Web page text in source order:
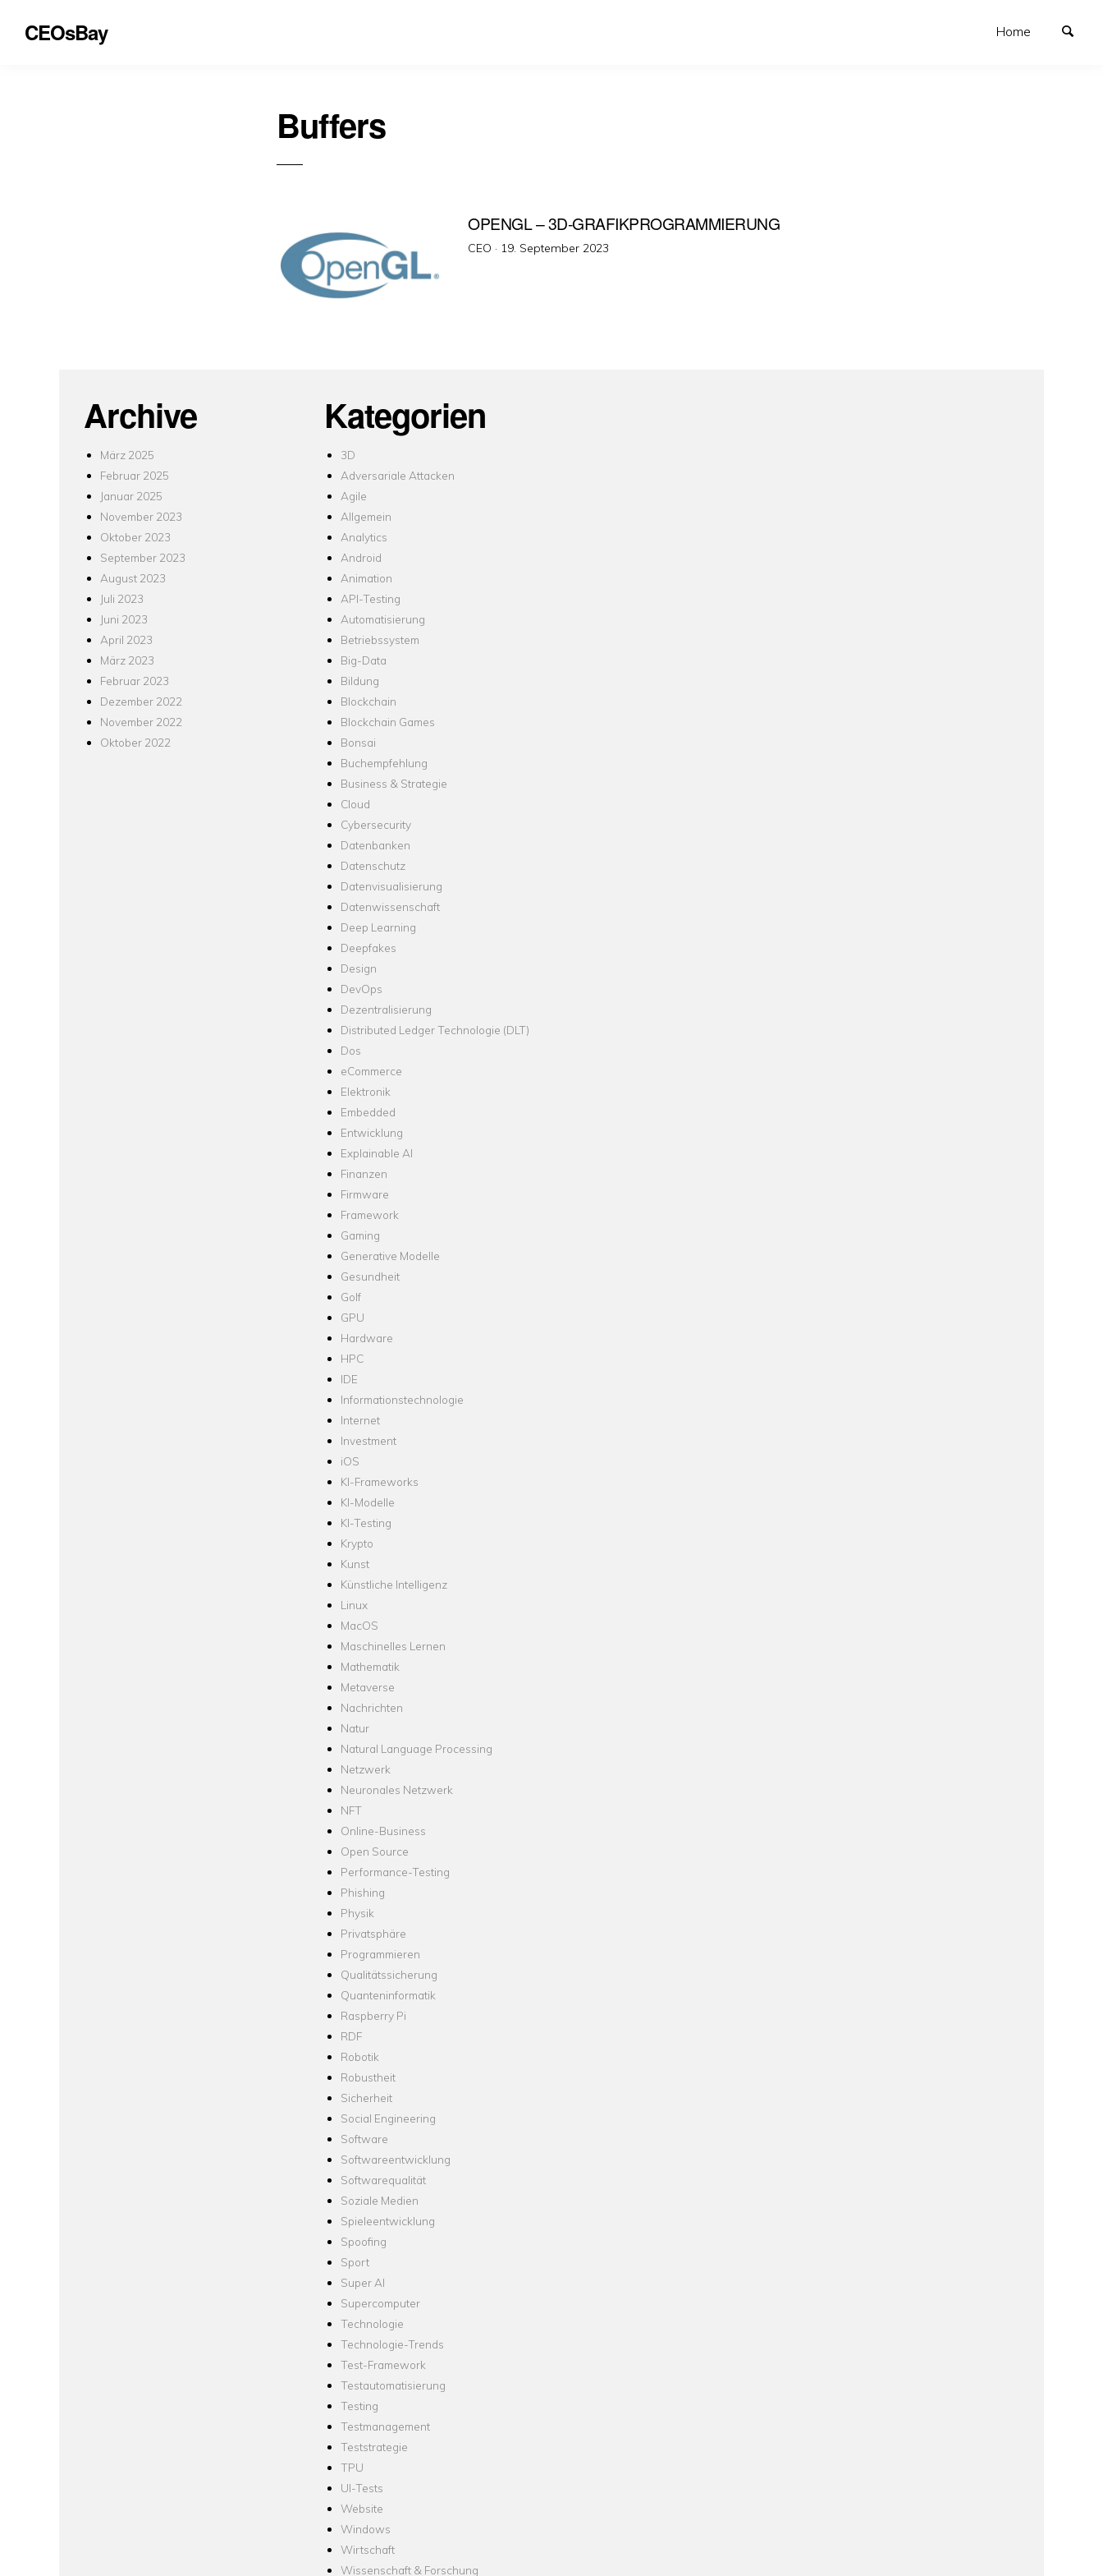
CEOsBay Home
Buffers
OPENGL – 3D-GRAFIKPROGRAMMIERUNG
CEO · Veröffentlicht
19. September 2023
Archive
März 2025
Februar 2025
Januar 2025
November 2023
Oktober 2023
September 2023
August 2023
Juli 2023
Juni 2023
April 2023
März 2023
Februar 2023
Dezember 2022
November 2022
Oktober 2022
Kategorien
3D
Adversariale Attacken
Agile
Allgemein
Analytics
Android
Animation
API-Testing
Automatisierung
Betriebssystem
Big-Data
Bildung
Blockchain
Blockchain Games
Bonsai
Buchempfehlung
Business & Strategie
Cloud
Cybersecurity
Datenbanken
Datenschutz
Datenvisualisierung
Datenwissenschaft
Deep Learning
Deepfakes
Design
DevOps
Dezentralisierung
Distributed Ledger Technologie (DLT)
Dos
eCommerce
Elektronik
Embedded
Entwicklung
Explainable AI
Finanzen
Firmware
Framework
Gaming
Generative Modelle
Gesundheit
Golf
GPU
Hardware
HPC
IDE
Informationstechnologie
Internet
Investment
iOS
KI-Frameworks
KI-Modelle
KI-Testing
Krypto
Kunst
Künstliche Intelligenz
Linux
MacOS
Maschinelles Lernen
Mathematik
Metaverse
Nachrichten
Natur
Natural Language Processing
Netzwerk
Neuronales Netzwerk
NFT
Online-Business
Open Source
Performance-Testing
Phishing
Physik
Privatsphäre
Programmieren
Qualitätssicherung
Quanteninformatik
Raspberry Pi
RDF
Robotik
Robustheit
Sicherheit
Social Engineering
Software
Softwareentwicklung
Softwarequalität
Soziale Medien
Spieleentwicklung
Spoofing
Sport
Super AI
Supercomputer
Technologie
Technologie-Trends
Test-Framework
Testautomatisierung
Testing
Testmanagement
Teststrategie
TPU
UI-Tests
Website
Windows
Wirtschaft
Wissenschaft & Forschung